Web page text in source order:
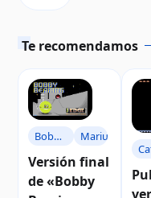
Te recomendamos
Bobby
Bearing
Mariuszw
Versión final
de «Bobby